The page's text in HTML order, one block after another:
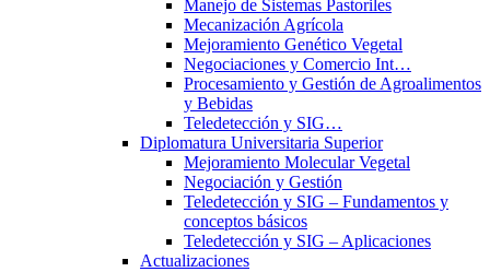
Manejo de Sistemas Pastoriles
Mecanización Agrícola
Mejoramiento Genético Vegetal
Negociaciones y Comercio Int…
Procesamiento y Gestión de Agroalimentos
y Bebidas
Teledetección y SIG…
Diplomatura Universitaria Superior
Mejoramiento Molecular Vegetal
Negociación y Gestión
Teledetección y SIG – Fundamentos y
conceptos básicos
Teledetección y SIG – Aplicaciones
Actualizaciones